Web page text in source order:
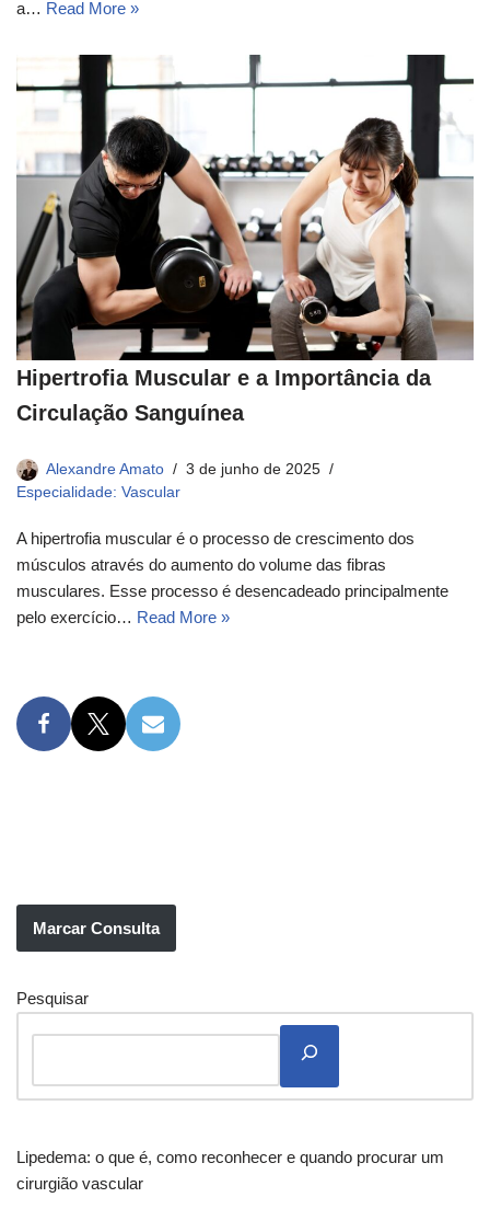
a… Read More »
Hipertrofia Muscular e a Importância da
Circulação Sanguínea
Alexandre Amato
3 de junho de 2025
Especialidade: Vascular
A hipertrofia muscular é o processo de crescimento dos
músculos através do aumento do volume das fibras
musculares. Esse processo é desencadeado principalmente
pelo exercício… Read More »
Marcar Consulta
Pesquisar
Lipedema: o que é, como reconhecer e quando procurar um
cirurgião vascular